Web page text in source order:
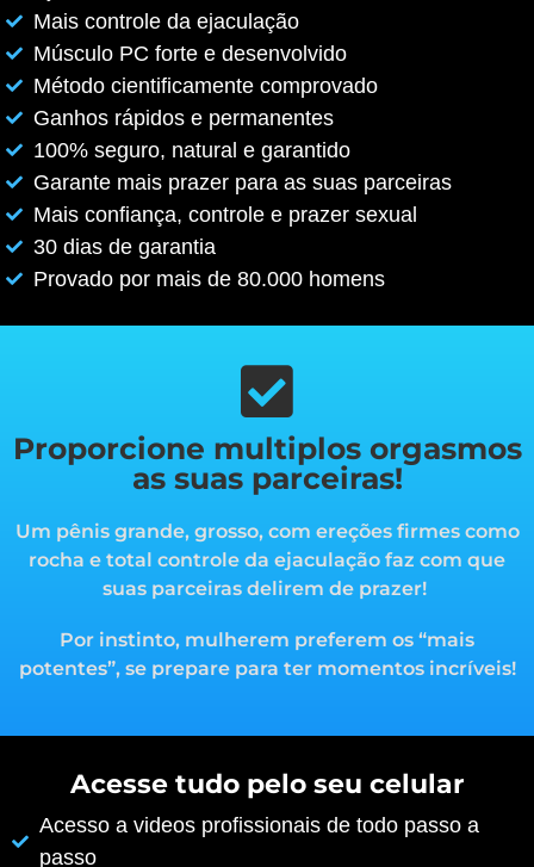
Mais controle da ejaculação
Músculo PC forte e desenvolvido
Método cientificamente comprovado
Ganhos rápidos e permanentes
100% seguro, natural e garantido
Garante mais prazer para as suas parceiras
Mais confiança, controle e prazer sexual
30 dias de garantia
Provado por mais de 80.000 homens
Proporcione multiplos orgasmos
as suas parceiras!
Um pênis grande, grosso, com ereções firmes como
rocha e total controle da ejaculação faz com que
suas parceiras delirem de prazer!
Por instinto, mulherem preferem os “mais
potentes”, se prepare para ter momentos incríveis!
Acesse tudo pelo seu celular
Acesso a videos profissionais de todo passo a
passo